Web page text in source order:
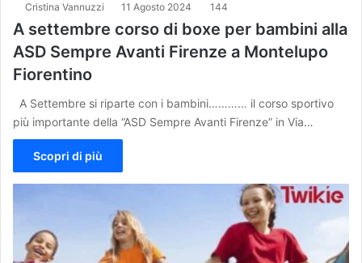
Cristina Vannuzzi 11 Agosto 2024 144
A settembre corso di boxe per bambini alla
ASD Sempre Avanti Firenze a Montelupo
Fiorentino
A Settembre si riparte con i bambini………… il corso sportivo
più importante della ”ASD Sempre Avanti Firenze” in Via…
Scopri di più